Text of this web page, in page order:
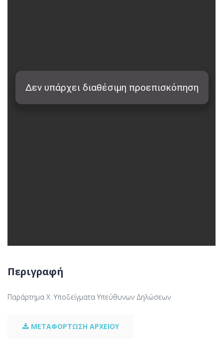
Περιγραφή
Παράρτημα X: Υποδείγματα Υπεύθυνων Δηλώσεων
ΜΕΤΑΦΟΡΤΩΣΗ ΑΡΧΕΙΟΥ